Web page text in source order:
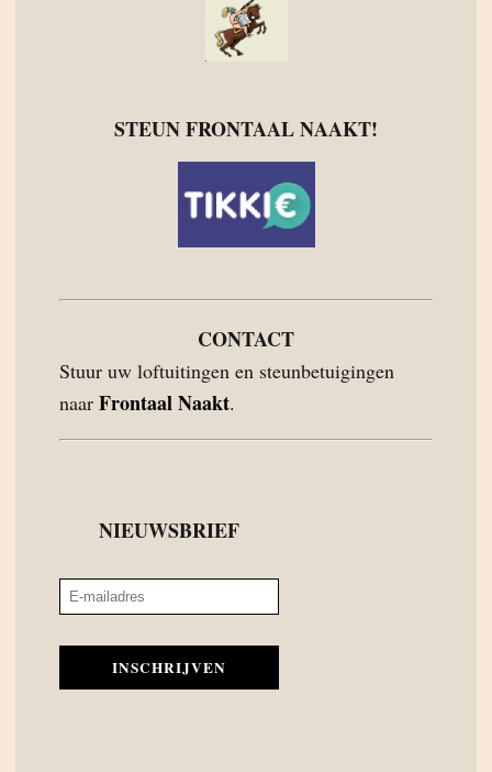
STEUN FRONTAAL NAAKT!
CONTACT
Stuur uw loftuitingen en steunbetuigingen
naar Frontaal Naakt.
NIEUWSBRIEF
INSCHRIJVEN